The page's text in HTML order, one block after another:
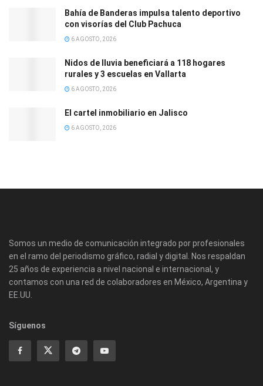
Bahía de Banderas impulsa talento deportivo
con visorías del Club Pachuca
6 AGOSTO, 2026
Nidos de lluvia beneficiará a 118 hogares
rurales y 3 escuelas en Vallarta
6 AGOSTO, 2026
El cartel inmobiliario en Jalisco
6 AGOSTO, 2026
Somos un medio de comunicación integrado por profesionales
en el ramo del periodismo gráfico, radial y digital. Nos respaldan
25 años de experiencia a nivel nacional e internacional, y
contamos con una red de colaboradores en México, Argentina y
EE.UU.
Síguenos